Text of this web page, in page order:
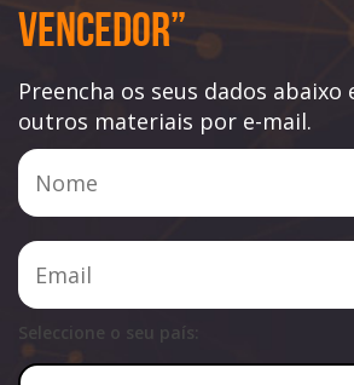
Vencedor”
Preencha os seus dados abaixo
outros materiais por e-mail.
Seleccione o seu país: